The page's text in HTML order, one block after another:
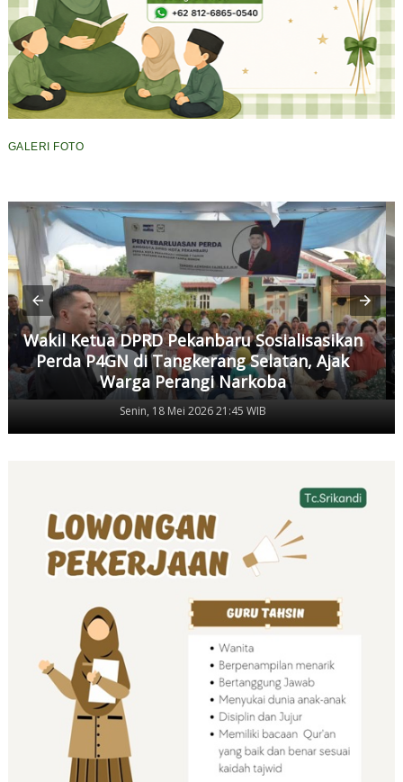
GALERI FOTO
Wakil Ketua DPRD Pekanbaru Sosialisasikan
Perda P4GN di Tangkerang Selatan, Ajak
Warga Perangi Narkoba
Senin, 18 Mei 2026 21:45 WIB